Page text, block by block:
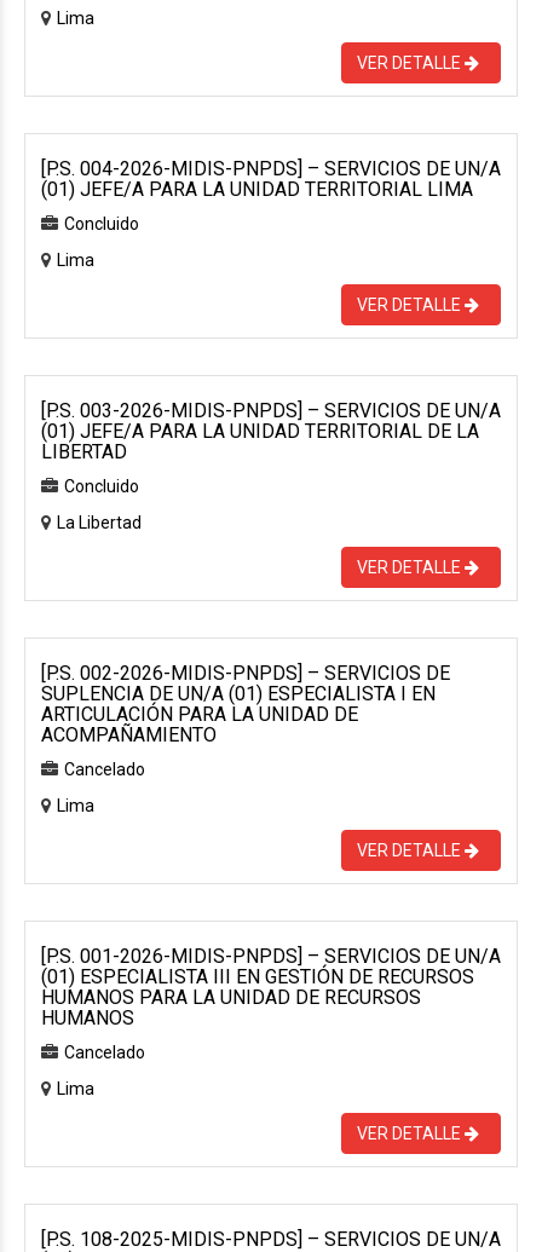
Lima
VER DETALLE
[P.S. 004-2026-MIDIS-PNPDS] – SERVICIOS DE UN/A
(01) JEFE/A PARA LA UNIDAD TERRITORIAL LIMA
Concluido
Lima
VER DETALLE
[P.S. 003-2026-MIDIS-PNPDS] – SERVICIOS DE UN/A
(01) JEFE/A PARA LA UNIDAD TERRITORIAL DE LA
LIBERTAD
Concluido
La Libertad
VER DETALLE
[P.S. 002-2026-MIDIS-PNPDS] – SERVICIOS DE
SUPLENCIA DE UN/A (01) ESPECIALISTA I EN
ARTICULACIÓN PARA LA UNIDAD DE
ACOMPAÑAMIENTO
Cancelado
Lima
VER DETALLE
[P.S. 001-2026-MIDIS-PNPDS] – SERVICIOS DE UN/A
(01) ESPECIALISTA III EN GESTIÓN DE RECURSOS
HUMANOS PARA LA UNIDAD DE RECURSOS
HUMANOS
Cancelado
Lima
VER DETALLE
[P.S. 108-2025-MIDIS-PNPDS] – SERVICIOS DE UN/A